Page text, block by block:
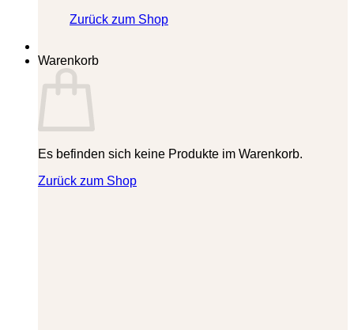
Zurück zum Shop
Warenkorb
Es befinden sich keine Produkte im Warenkorb.
Zurück zum Shop